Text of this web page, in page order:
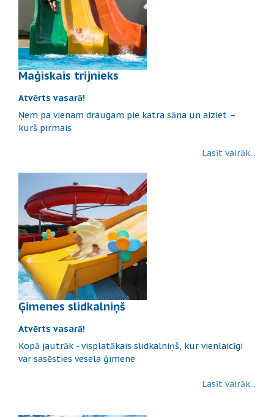
Maģiskais trijnieks
Atvērts vasarā!
Ņem pa vienam draugam pie katra sāna un aiziet –
kurš pirmais
Lasīt vairāk...
Ģimenes slidkalniņš
Atvērts vasarā!
Kopā jautrāk - visplatākais slidkalniņš, kur vienlaicīgi
var sasēsties vesela ģimene
Lasīt vairāk...